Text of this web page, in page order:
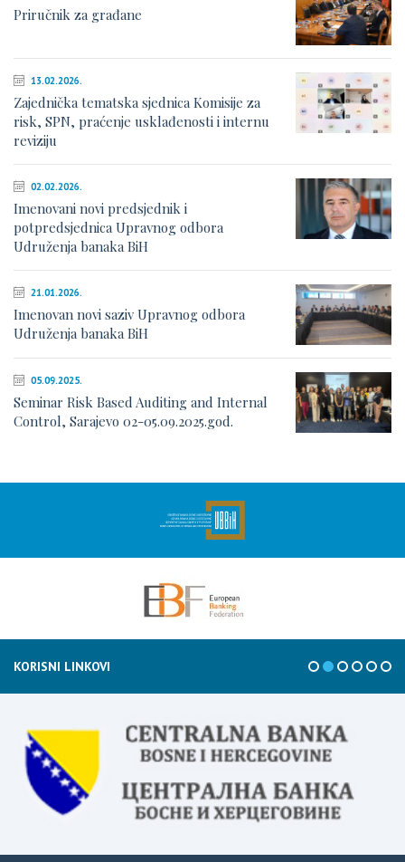
Priručnik za građane
13.02.2026.
Zajednička tematska sjednica Komisije za
risk, SPN, praćenje usklađenosti i internu
reviziju
02.02.2026.
Imenovani novi predsjednik i
potpredsjednica Upravnog odbora
Udruženja banaka BiH
21.01.2026.
Imenovan novi saziv Upravnog odbora
Udruženja banaka BiH
05.09.2025.
Seminar Risk Based Auditing and Internal
Control, Sarajevo 02-05.09.2025.god.
KORISNI LINKOVI